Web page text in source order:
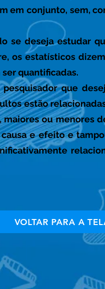
em conjunto, sem,
se deseja estudar
os estatísticos
quantificadas.
que
estão
maiores ou menores
e efeito e
VOLTAR PARA A